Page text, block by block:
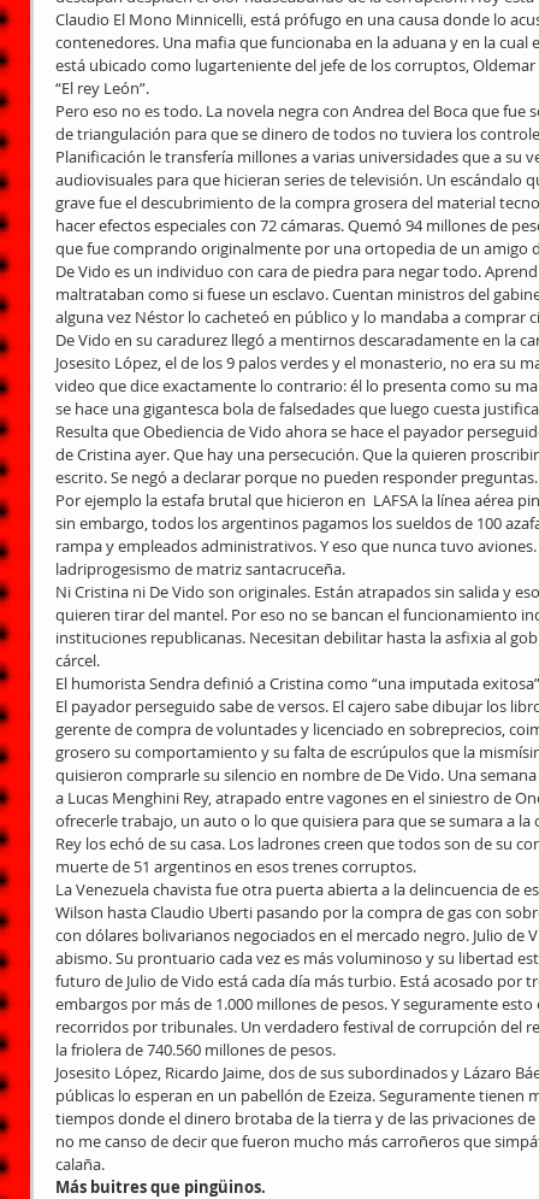
Claudio El Mono Minnicelli, está prófugo en una causa donde lo
contenedores. Una mafia que funcionaba en la aduana y en la cual
está ubicado como lugarteniente del jefe de los corruptos,
“El rey León”.
Pero eso no es todo. La novela negra con Andrea del Boca que
de triangulación para que se dinero de todos no tuviera los
Planificación le transfería millones a varias universidades que a su
audiovisuales para que hicieran series de televisión. Un escándalo
grave fue el descubrimiento de la compra grosera del material
hacer efectos especiales con 72 cámaras. Quemó 94 millones de
que fue comprando originalmente por una ortopedia de un amigo
De Vido es un individuo con cara de piedra para negar todo.
maltrataban como si fuese un esclavo. Cuentan ministros del
alguna vez Néstor lo cacheteó en público y lo mandaba a comprar
De Vido en su caradurez llegó a mentirnos descaradamente en la
Josesito López, el de los 9 palos verdes y el monasterio, no era su
video que dice exactamente lo contrario: él lo presenta como su
se hace una gigantesca bola de falsedades que luego cuesta
Resulta que Obediencia de Vido ahora se hace el payador
de Cristina ayer. Que hay una persecución. Que la quieren
escrito. Se negó a declarar porque no pueden responder
Por ejemplo la estafa brutal que hicieron en  LAFSA la línea aérea
sin embargo, todos los argentinos pagamos los sueldos de 100
rampa y empleados administrativos. Y eso que nunca tuvo
ladriprogesismo de matriz santacruceña.
Ni Cristina ni De Vido son originales. Están atrapados sin salida y
quieren tirar del mantel. Por eso no se bancan el funcionamiento
instituciones republicanas. Necesitan debilitar hasta la asfixia al
cárcel.
El humorista Sendra definió a Cristina como “una imputada
El payador perseguido sabe de versos. El cajero sabe dibujar los
gerente de compra de voluntades y licenciado en sobreprecios,
grosero su comportamiento y su falta de escrúpulos que la
quisieron comprarle su silencio en nombre de De Vido. Una
a Lucas Menghini Rey, atrapado entre vagones en el siniestro de
ofrecerle trabajo, un auto o lo que quisiera para que se sumara a
Rey los echó de su casa. Los ladrones creen que todos son de su
muerte de 51 argentinos en esos trenes corruptos.
La Venezuela chavista fue otra puerta abierta a la delincuencia de
Wilson hasta Claudio Uberti pasando por la compra de gas con
con dólares bolivarianos negociados en el mercado negro. Julio de
abismo. Su prontuario cada vez es más voluminoso y su libertad
futuro de Julio de Vido está cada día más turbio. Está acosado por
embargos por más de 1.000 millones de pesos. Y seguramente
recorridos por tribunales. Un verdadero festival de corrupción del
la friolera de 740.560 millones de pesos.
Josesito López, Ricardo Jaime, dos de sus subordinados y Lázaro
públicas lo esperan en un pabellón de Ezeiza. Seguramente tienen
tiempos donde el dinero brotaba de la tierra y de las privaciones
no me canso de decir que fueron mucho más carroñeros que
calaña.
Más buitres que pingüinos.